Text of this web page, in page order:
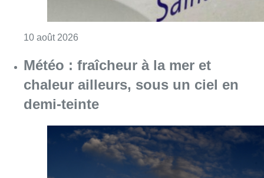
10 août 2026
Météo : fraîcheur à la mer et
chaleur ailleurs, sous un ciel en
demi-teinte